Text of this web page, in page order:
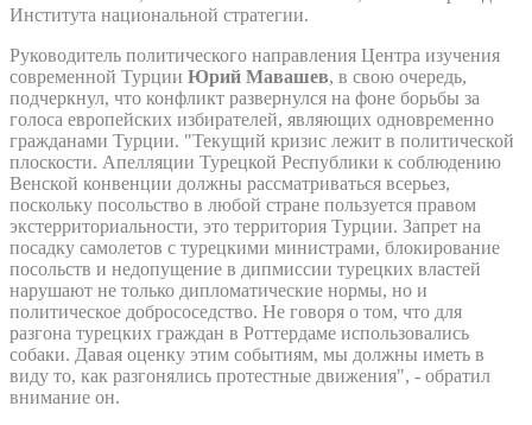
Института национальной стратегии.
Руководитель политического направления Центра изучения
современной Турции Юрий Мавашев, в свою очередь,
подчеркнул, что конфликт развернулся на фоне борьбы за
голоса европейских избирателей, являющих одновременно
гражданами Турции. "Текущий кризис лежит в политической
плоскости. Апелляции Турецкой Республики к соблюдению
Венской конвенции должны рассматриваться всерьез,
поскольку посольство в любой стране пользуется правом
экстерриториальности, это территория Турции. Запрет на
посадку самолетов с турецкими министрами, блокирование
посольств и недопущение в дипмиссии турецких властей
нарушают не только дипломатические нормы, но и
политическое добрососедство. Не говоря о том, что для
разгона турецких граждан в Роттердаме использовались
собаки. Давая оценку этим событиям, мы должны иметь в
виду то, как разгонялись протестные движения", - обратил
внимание он.